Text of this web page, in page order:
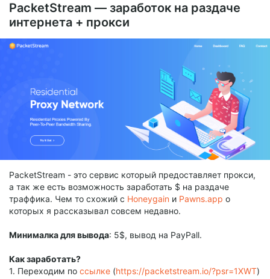
PacketStream — заработок на раздаче
интернета + прокси
PacketStream - это сервис который предоставляет прокси,
а так же есть возможность заработать $ на раздаче
траффика. Чем то схожий с Honeygain и Pawns.app о
которых я рассказывал совсем недавно.
Минималка для вывода: 5$, вывод на PayPall.
Как заработать?
1. Переходим по ссылке (https://packetstream.io/?psr=1XWT)